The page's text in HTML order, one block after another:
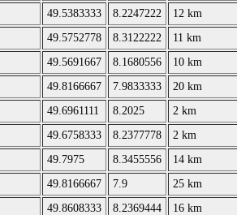
49.5383333 8.2247222
12 km
49.5752778 8.3122222
11 km
49.5691667 8.1680556
10 km
49.8166667 7.9833333
20 km
49.6961111 8.2025
2 km
49.6758333 8.2377778
2 km
49.7975 8.3455556
14 km
49.8166667 7.9
25 km
49.8608333 8.2369444
16 km